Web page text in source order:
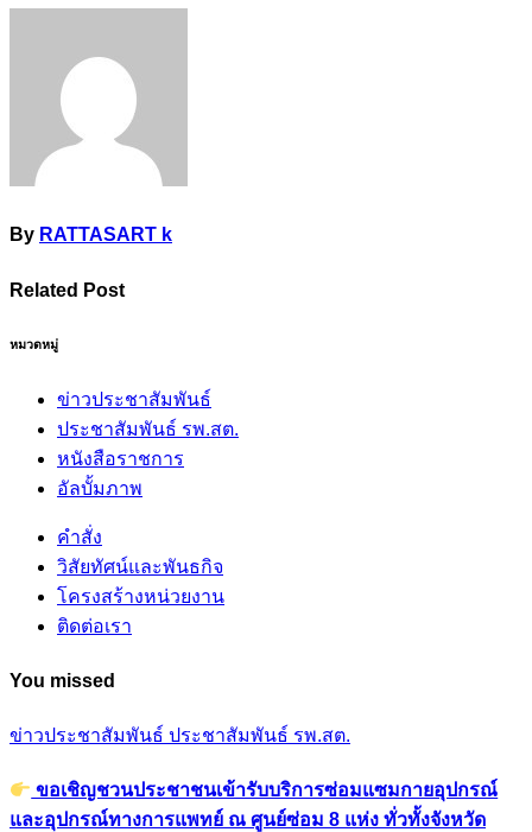
By RATTASART k
Related Post
หมวดหมู่
ข่าวประชาสัมพันธ์
ประชาสัมพันธ์ รพ.สต.
หนังสือราชการ
อัลบั้มภาพ
คำสั่ง
วิสัยทัศน์และพันธกิจ
โครงสร้างหน่วยงาน
ติดต่อเรา
You missed
ข่าวประชาสัมพันธ์ ประชาสัมพันธ์ รพ.สต.
ขอเชิญชวนประชาชนเข้ารับบริการซ่อมแซมกายอุปกรณ์
และอุปกรณ์ทางการแพทย์ ณ ศูนย์ซ่อม 8 แห่ง ทั่วทั้งจังหวัด